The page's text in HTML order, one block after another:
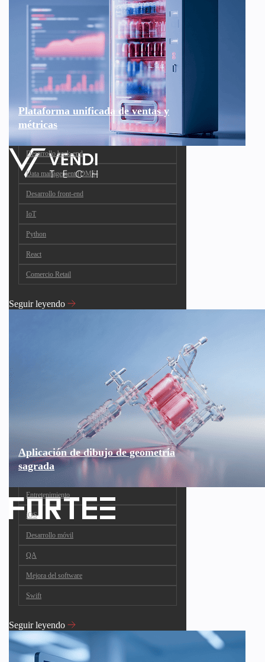
Plataforma unificada de ventas y
métricas
Desarrollo back-end
Data management (DMS)
Desarrollo front-end
IoT
Python
React
Comercio Retail
Seguir leyendo
Aplicación de dibujo de geometría
sagrada
Entretenimiento
iOS
Desarrollo móvil
QA
Mejora del software
Swift
Seguir leyendo